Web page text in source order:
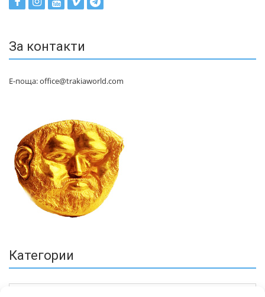
За контакти
Е-поща: office@trakiaworld.com
Категории